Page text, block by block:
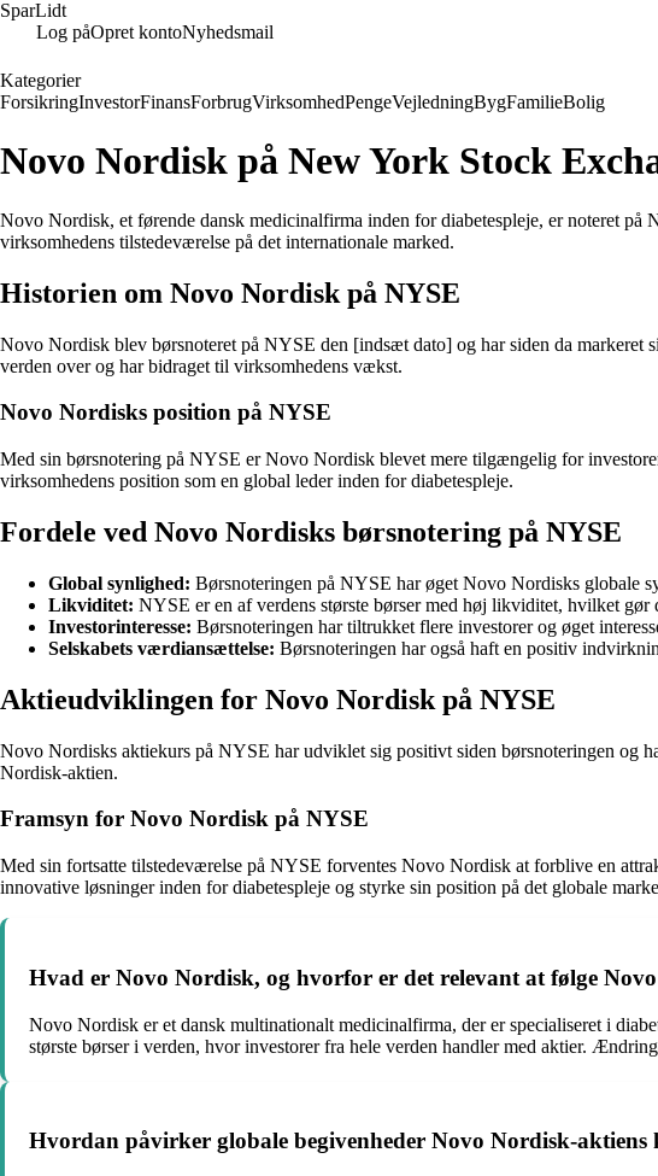
SparLidt
Log påOpret kontoNyhedsmail
Kategorier
ForsikringInvestorFinansForbrugVirksomhedPengeVejledningBygFamilieBolig
Novo Nordisk på New York Stock
Novo Nordisk, et førende dansk medicinalfirma inden for diabetespleje, er noteret
virksomhedens tilstedeværelse på det internationale marked.
Historien om Novo Nordisk på NYSE
Novo Nordisk blev børsnoteret på NYSE den [indsæt dato] og har siden da markeret
verden over og har bidraget til virksomhedens vækst.
Novo Nordisks position på NYSE
Med sin børsnotering på NYSE er Novo Nordisk blevet mere tilgængelig for
virksomhedens position som en global leder inden for diabetespleje.
Fordele ved Novo Nordisks børsnotering på NYSE
Global synlighed: Børsnoteringen på NYSE har øget Novo Nordisks globale
Likviditet: NYSE er en af verdens største børser med høj likviditet, hvilket
Investorinteresse: Børsnoteringen har tiltrukket flere investorer og øget
Selskabets værdiansættelse: Børsnoteringen har også haft en positiv
Aktieudviklingen for Novo Nordisk på NYSE
Novo Nordisks aktiekurs på NYSE har udviklet sig positivt siden børsnoteringen og
Nordisk-aktien.
Framsyn for Novo Nordisk på NYSE
Med sin fortsatte tilstedeværelse på NYSE forventes Novo Nordisk at forblive en
innovative løsninger inden for diabetespleje og styrke sin position på det globale
Hvad er Novo Nordisk, og hvorfor er det relevant at følge
Novo Nordisk er et dansk multinationalt medicinalfirma, der er specialiseret i
største børser i verden, hvor investorer fra hele verden handler med aktier.
Hvordan påvirker globale begivenheder Novo Nordisk-aktiens